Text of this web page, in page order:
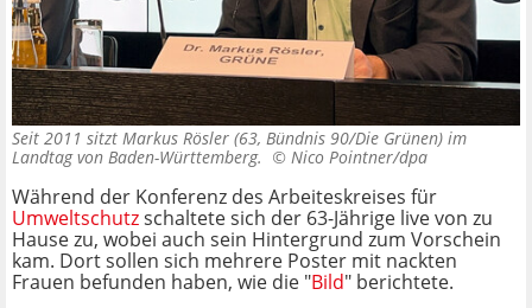
Seit 2011 sitzt Markus Rösler (63, Bündnis 90/Die Grünen) im
Landtag von Baden-Württemberg. © Nico Pointner/dpa
Während der Konferenz des Arbeiteskreises für
Umweltschutzschaltete sich der 63-Jährige live von zu
Hause zu, wobei auch sein Hintergrund zum Vorschein
kam. Dort sollen sich mehrere Poster mit nackten
Frauen befunden haben, wie die "Bild" berichtete.